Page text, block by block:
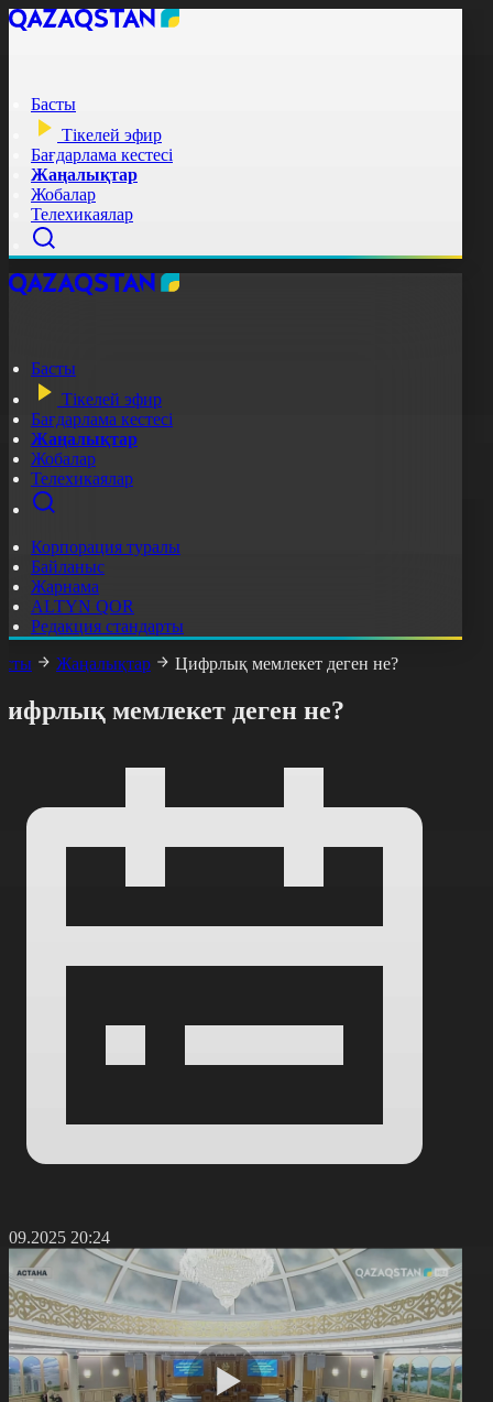
Басты
Тікелей эфир
Бағдарлама кестесі
Жаңалықтар
Жобалар
Телехикаялар
Басты
Тікелей эфир
Бағдарлама кестесі
Жаңалықтар
Жобалар
Телехикаялар
Корпорация туралы
Байланыс
Жарнама
ALTYN QOR
Редакция стандарты
Жаңалықтар Цифрлық мемлекет деген не?
мемлекет деген не?
20:24